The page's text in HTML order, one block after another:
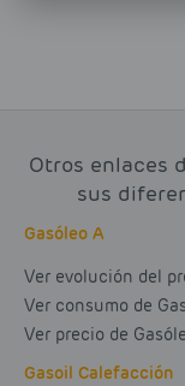
Otros enlaces
sus
Gasóleo A
Ver evolución del
Ver consumo de
Ver precio de
Gasoil Calefacción